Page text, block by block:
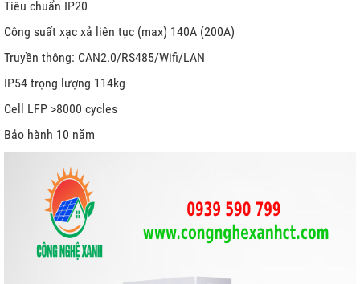
Tiêu chuẩn IP20
Công suất xạc xả liên tục (max) 140A (200A)
Truyền thông: CAN2.0/RS485/Wifi/LAN
IP54 trọng lượng 114kg
Cell LFP >8000 cycles
Bảo hành 10 năm